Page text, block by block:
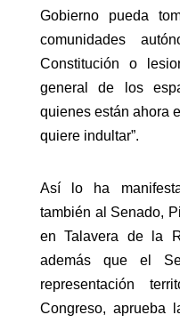
Gobierno pueda
comunidades
Constitución o
general de los
quienes están ahora
quiere indultar”.
Así lo ha
también al Senado,
en Talavera de la
además que el
representación
Congreso, aprueba